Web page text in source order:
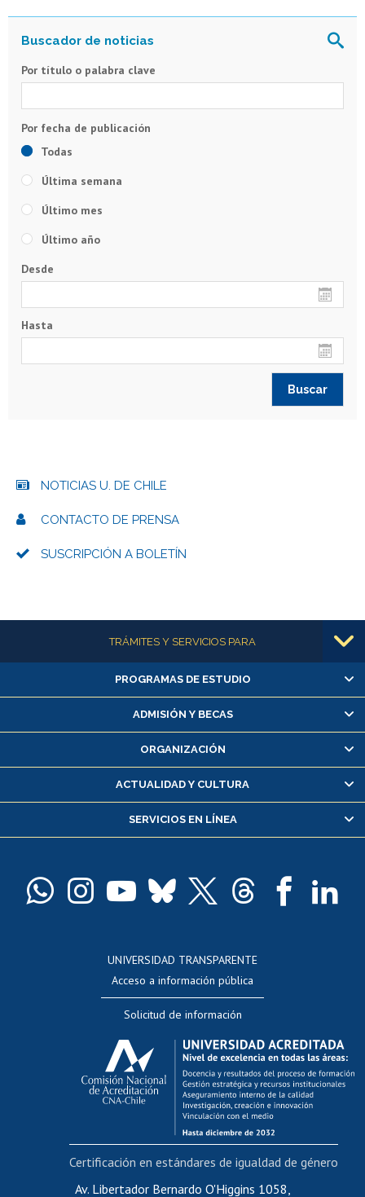
Por título o palabra clave
Todas
Última semana
Último mes
Último año
Desde
Hasta
NOTICIAS U. DE CHILE
CONTACTO DE PRENSA
SUSCRIPCIÓN A BOLETÍN
Más informaciónTRÁMITES Y SERVICIOS PARA
Alumnas/os y exalumnas/os
Matrícula en línea
Inscripción y cambio de asignaturas
Consulta y certificado de notas
Servicio médico y dental
Pago de arancel y crédito alumnos
Docentes
Perfeccionamiento
Editar Portafolio Académico
Evaluación docente
Calificación académica
Postulación al AUCAI
Funcionarias/os
Cursos internos de capacitación
Bienestar del personal
Portal de movilidad interna
Certificado de renta
PROGRAMAS DE ESTUDIO
ADMISIÓN Y BECAS
ORGANIZACIÓN
ACTUALIDAD Y CULTURA
SERVICIOS EN LÍNEA
UNIVERSIDAD TRANSPARENTE
Acceso a información pública
Solicitud de información
Av. Libertador Bernardo O'Higgins 1058,
Certificación en estándares de igualdad de género